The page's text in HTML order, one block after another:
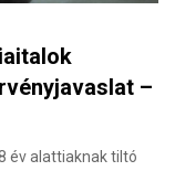
–
év alattiaknak tiltó